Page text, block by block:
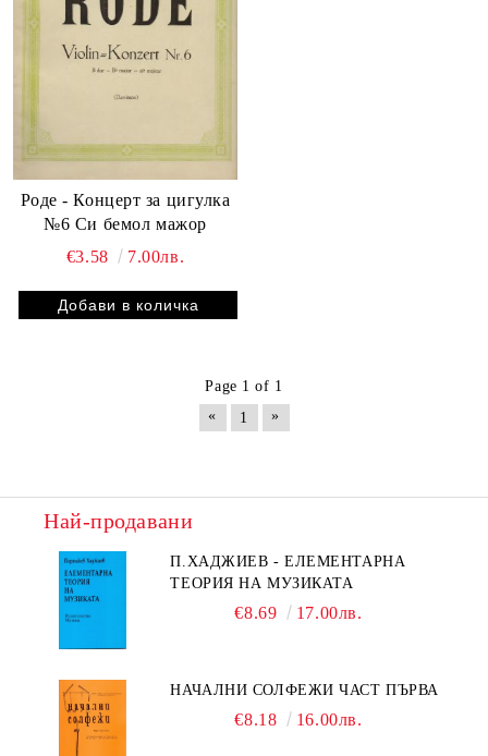
Роде - Концерт за цигулка
№6 Си бемол мажор
€3.58
7.00лв.
Page 1 of 1
«
1 »
Най-продавани
П.ХАДЖИЕВ - ЕЛЕМЕНТАРНА
ТЕОРИЯ НА МУЗИКАТА
€8.69 17.00лв.
НАЧАЛНИ СОЛФЕЖИ ЧАСТ ПЪРВА
€8.18 16.00лв.